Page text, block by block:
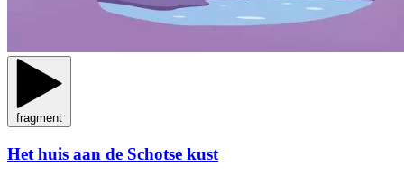
fragment
Het huis aan de Schotse kust